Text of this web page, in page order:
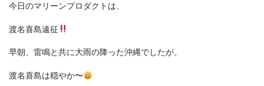
今日のマリーンプロダクトは、
渡名喜島遠征
早朝、雷鳴と共に大雨の降った沖縄でしたが、
渡名喜島は穏やか〜